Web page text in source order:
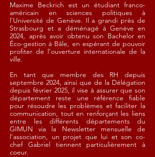
Maxime Beckrich est un étudiant franco-
américain en sciences politiques à
l'Université de Genève. Il a grandi près de
Strasbourg et a déménagé à Genève en
2024, après avoir obtenu son Bachelor en
Éco-gestion à Bâle, en espérant de pouvoir
profiter de l’ouverture internationale de la
ville.
En tant que membre des RH depuis
septembre 2024, ainsi que de la Délégation
depuis février 2025, il vise à assurer que son
département reste une référence fiable
pour résoudre les problèmes et faciliter la
communication, tout en renforçant les liens
entre les différents départements du
GIMUN via la Newsletter mensuelle de
l'association, un projet que lui et son co-
chef Gabriel tiennent particulièrement à
coeur.